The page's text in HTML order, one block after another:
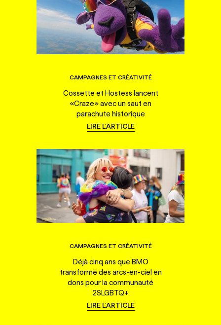
CAMPAGNES ET CRÉATIVITÉ
Cossette et Hostess lancent
«Craze» avec un saut en
parachute historique
LIRE L'ARTICLE
CAMPAGNES ET CRÉATIVITÉ
Déjà cinq ans que BMO
transforme des arcs-en-ciel en
dons pour la communauté
2SLGBTQ+
LIRE L'ARTICLE